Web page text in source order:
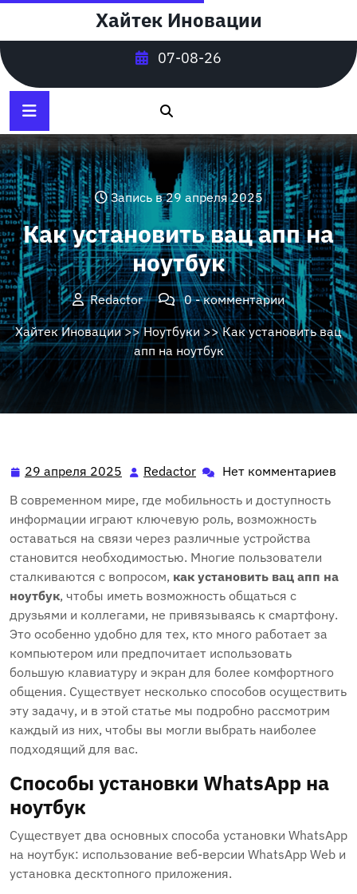
содержимому
Хайтек Иновации
07-08-26
Запись в 29 апреля 2025
Как установить вац апп на
ноутбук
Redactor
0 - комментарии
Хайтек Иновации>>Ноутбуки>> Как установить вац
апп на ноутбук
29 апреля 2025 29
2025
Redactor Redactor
Нет комментариев
В современном мире, где мобильность и доступность
информации играют ключевую роль, возможность
оставаться на связи через различные устройства
становится необходимостью. Многие пользователи
сталкиваются с вопросом, как установить вац апп на
ноутбук, чтобы иметь возможность общаться с
друзьями и коллегами, не привязываясь к смартфону.
Это особенно удобно для тех, кто много работает за
компьютером или предпочитает использовать
большую клавиатуру и экран для более комфортного
общения. Существует несколько способов осуществить
эту задачу, и в этой статье мы подробно рассмотрим
каждый из них, чтобы вы могли выбрать наиболее
подходящий для вас.
Способы установки WhatsApp на
ноутбук
Существует два основных способа установки WhatsApp
на ноутбук: использование веб-версии WhatsApp Web и
установка десктопного приложения.